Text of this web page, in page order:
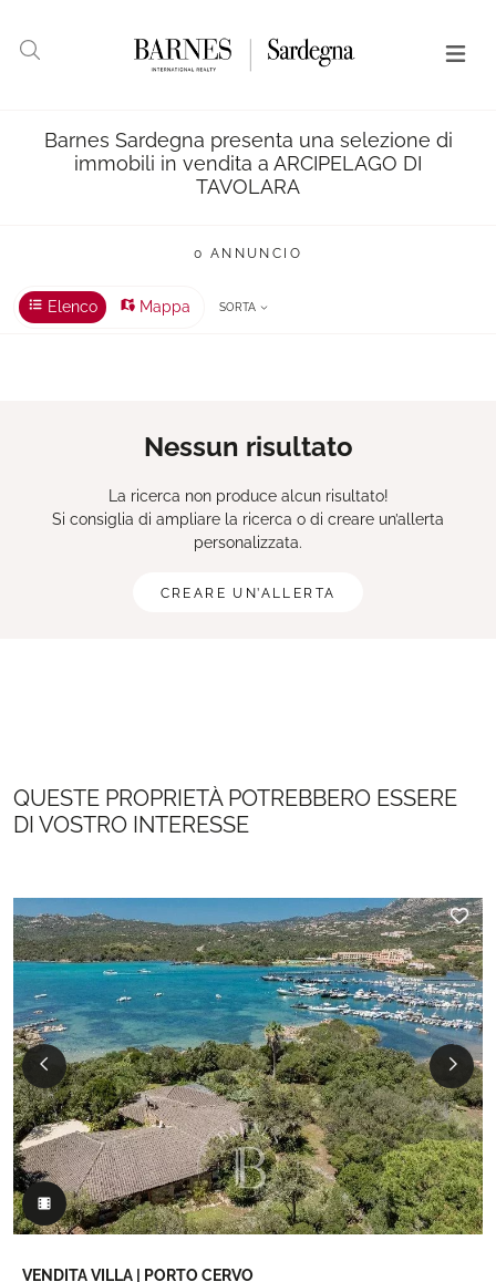
Barnes Sardegna presenta una selezione di
immobili in vendita a ARCIPELAGO DI
TAVOLARA
0 ANNUNCIO
Elenco Mappa SORTA
Nessun risultato
La ricerca non produce alcun risultato!
Si consiglia di ampliare la ricerca o di creare un’allerta
personalizzata.
CREARE UN’ALLERTA
QUESTE PROPRIETÀ POTREBBERO ESSERE
DI VOSTRO INTERESSE
VENDITA VILLA | PORTO CERVO